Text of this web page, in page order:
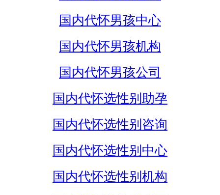
国内代怀男孩中心
国内代怀男孩机构
国内代怀男孩公司
国内代怀选性别助孕
国内代怀选性别咨询
国内代怀选性别中心
国内代怀选性别机构